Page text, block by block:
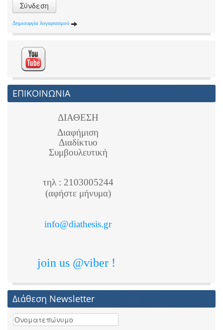
Σύνδεση
Δημιουργία λογαριασμού
ΕΠΙΚΟΙΝΩΝΙΑ
ΔΙΑΘΕΣΗ
Διαφήμιση
Διαδίκτυο
Συμβουλευτική
τηλ : 2103005244
(αφήστε μήνυμα)
info@diathesis.gr
join us @viber !
Διάθεση Newsletter